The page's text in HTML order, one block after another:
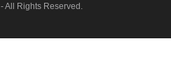
- All Rights Reserved.